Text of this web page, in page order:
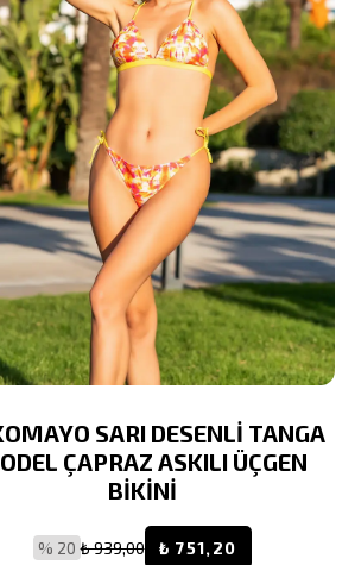
SARI DESENLİ TANGA
ÇAPRAZ ASKILI ÜÇGEN
BİKİNİ
% 20 ₺ 939,00 ₺ 751,20